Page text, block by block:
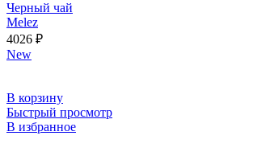
Черный чай
Melez
4026 ₽
New
В корзину
Быстрый просмотр
В избранное